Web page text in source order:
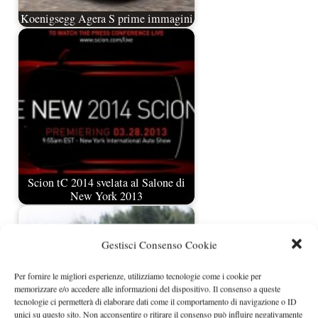
Gestisci Consenso Cookie
Per fornire le migliori esperienze, utilizziamo tecnologie come i cookie per
memorizzare e/o accedere alle informazioni del dispositivo. Il consenso a queste
tecnologie ci permetterà di elaborare dati come il comportamento di navigazione o ID
unici su questo sito. Non acconsentire o ritirare il consenso può influire negativamente
Koenigsegg Agera S prime immagini
Scion tC 2014 svelata al Salone di
New York 2013